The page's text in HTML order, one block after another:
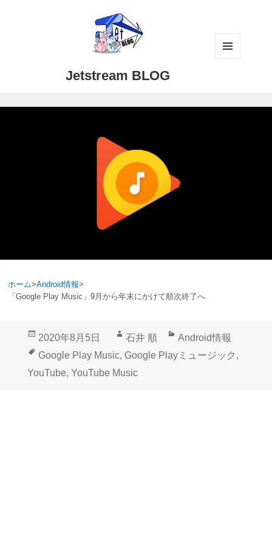
Jetstream BLOG
ホーム>Android情報>
「Google Play Music」9月から年末にかけて順次終了へ
投
稿
日:
2020年8月5日
作
成
者
石井 順
カ
テ
Android情報
タ
グ
Google Play Music, Google Playミュージック ,
YouTube, YouTube Music